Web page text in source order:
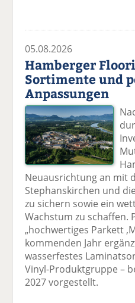
05.08.2026
Hamberger
Sortimente und
Anpassungen
Neuausrichtung an mit
Stephanskirchen und
zu sichern sowie ein
Wachstum zu schaffen.
„hochwertiges Parkett
kommenden Jahr
wasserfestes
Vinyl-Produktgruppe –
2027 vorgestellt.